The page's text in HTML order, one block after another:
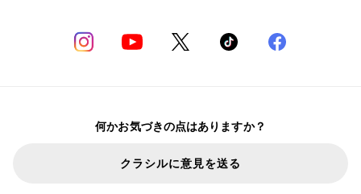
何かお気づきの点はありますか？
クラシルに意見を送る